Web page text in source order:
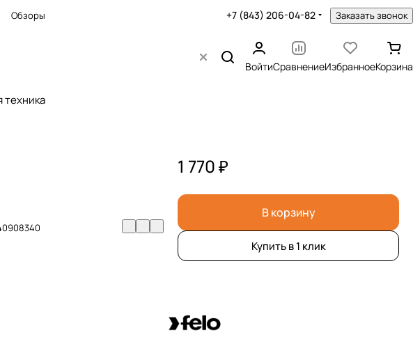
Обзоры +7 (843) 206-04-82 Заказать звонок
ВойтиСравнениеИзбранноеКорзина
техника
1 770 ₽
В корзину
Купить в 1 клик